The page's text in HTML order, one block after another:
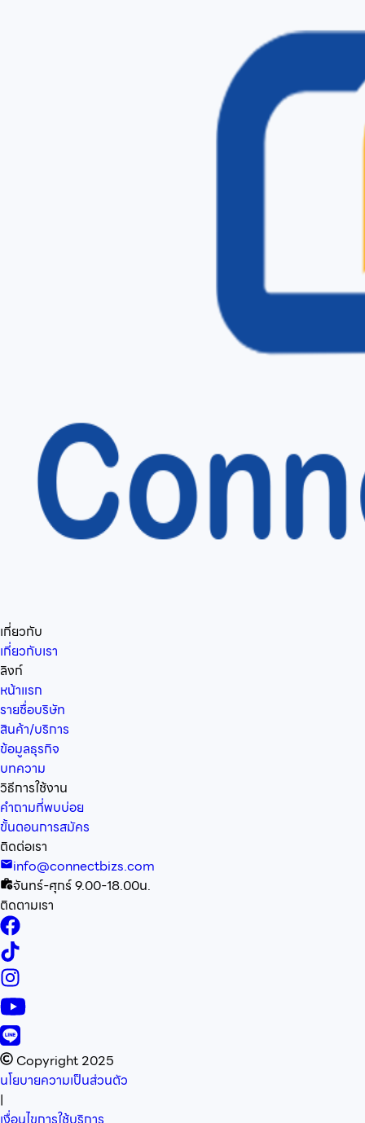
เกี่ยวกับ
เกี่ยวกับเรา
ลิงก์
หน้าแรก
รายชื่อบริษัท
สินค้า/บริการ
ข้อมูลธุรกิจ
บทความ
วิธีการใช้งาน
คำถามที่พบบ่อย
ขั้นตอนการสมัคร
ติดต่อเรา
info@connectbizs.com
จันทร์-ศุกร์ 9.00-18.00น.
ติดตามเรา
Copyright 2025
นโยบายความเป็นส่วนตัว
|